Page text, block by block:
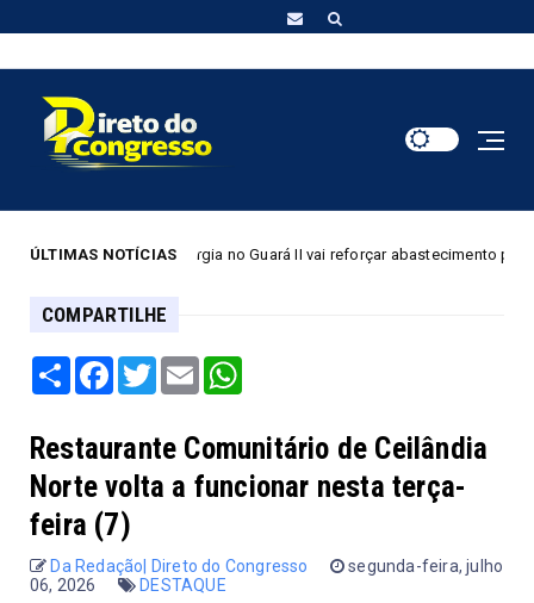
ÚLTIMAS NOTÍCIAS
de energia no Guará II vai reforçar abastecimento para 180 mil
COMPARTILHE
Share Facebook
TwitterEmail
Restaurante Comunitário de Ceilândia
Norte volta a funcionar nesta terça-
feira (7)
Da Redação| Direto do Congresso
segunda-feira, julho
06, 2026
DESTAQUE